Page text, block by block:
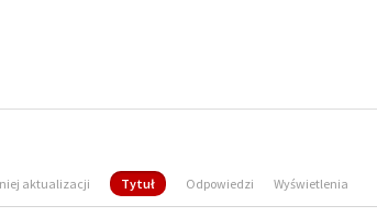
aktualizacji Tytuł Odpowiedzi Wyświetlenia